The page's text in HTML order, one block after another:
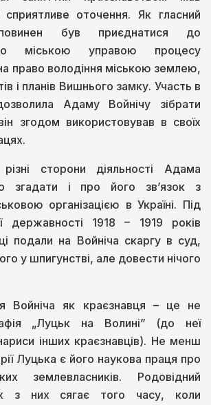
сприятливе оточення. Як гласний
був приєднатися до
міською управою процесу
право володіння міською землею,
і планів Вишнього замку. Участь в
Адаму Войнічу зібрати
згодом використовував в своїх
сторони діяльності Адама
згадати і про його зв’язок з
організацією в Україні. Під
державності 1918 – 1919 років
подали на Войніча скаргу в суд,
у шпигунстві, але довести нічого
Войніча як краєзнавця – це не
„Луцьк на Волині” (до неї
інших краєзнавців). Не менш
Луцька є його наукова праця про
землевласників. Родовідний
з них сягає того часу, коли